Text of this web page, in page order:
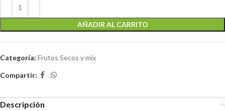
AÑADIR AL CARRITO
Categoría: Frutos Secos y mix
Compartir:
Descripción